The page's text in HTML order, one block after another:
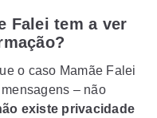
Falei tem a ver
o caso Mamãe Falei
– não
existe privacidade